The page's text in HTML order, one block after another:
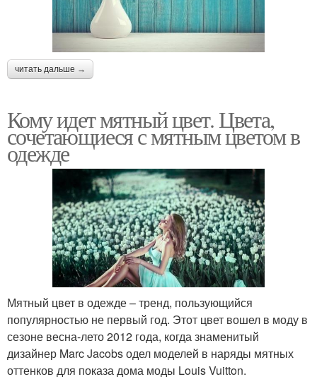
читать дальше →
Кому идет мятный цвет. Цвета,
сочетающиеся с мятным цветом в
одежде
Мятный цвет в одежде – тренд, пользующийся
популярностью не первый год. Этот цвет вошел в моду в
сезоне весна-лето 2012 года, когда знаменитый
дизайнер Marc Jacobs одел моделей в наряды мятных
оттенков для показа дома моды Louis Vuitton.